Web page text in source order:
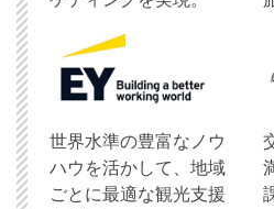
世界水準の豊富なノウ
ハウを活かして、地域
ごとに最適な観光支援